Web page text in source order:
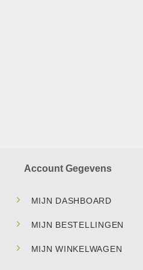
Account Gegevens
MIJN DASHBOARD
MIJN BESTELLINGEN
MIJN WINKELWAGEN